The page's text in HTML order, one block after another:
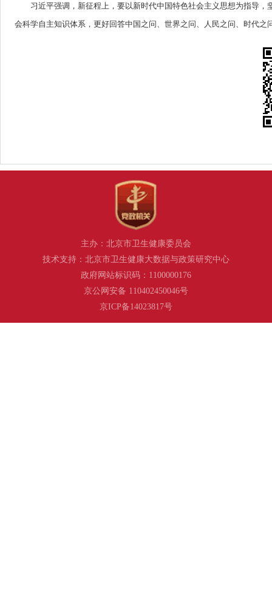
习近平强调，新征程上，要以新时代中国特色社会主义思想为指导
会科学自主知识体系，更好回答中国之问、世界之问、人民之问、时代
主办：北京市卫生健康委员会
技术支持：北京市卫生健康大数据与政策研究中心
政府网站标识码：1100000176
京公网安备 110402450046号
京ICP备14023817号